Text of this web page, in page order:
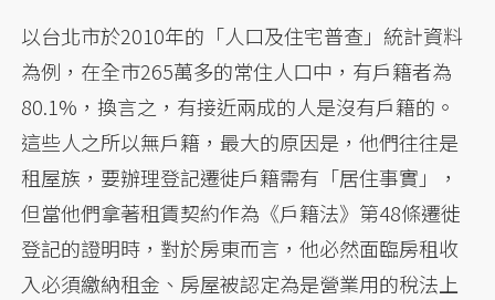
以台北市於2010年的「人口及住宅普查」統計資料
為例，在全市265萬多的常住人口中，有戶籍者為
80.1%，換言之，有接近兩成的人是沒有戶籍的。
這些人之所以無戶籍，最大的原因是，他們往往是
租屋族，要辦理登記遷徙戶籍需有「居住事實」，
但當他們拿著租賃契約作為《戶籍法》第48條遷徙
登記的證明時，對於房東而言，他必然面臨房租收
入必須繳納租金、房屋被認定為是營業用的稅法上